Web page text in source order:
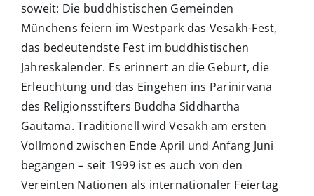
soweit: Die buddhistischen Gemeinden
Münchens feiern im Westpark das Vesakh-Fest,
das bedeutendste Fest im buddhistischen
Jahreskalender. Es erinnert an die Geburt, die
Erleuchtung und das Eingehen ins Parinirvana
des Religionsstifters Buddha Siddhartha
Gautama. Traditionell wird Vesakh am ersten
Vollmond zwischen Ende April und Anfang Juni
begangen – seit 1999 ist es auch von den
Vereinten Nationen als internationaler Feiertag